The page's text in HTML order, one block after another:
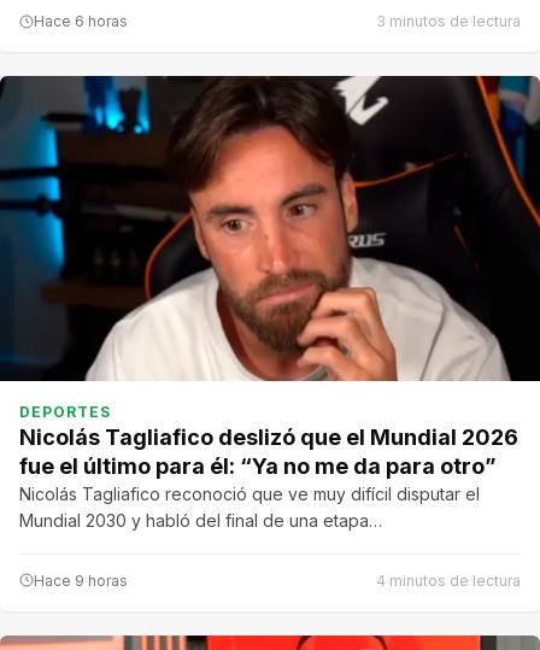
Hace 6 horas 3 minutos de lectura
DEPORTES
Nicolás Tagliafico deslizó que el Mundial 2026
fue el último para él: “Ya no me da para otro”
Nicolás Tagliafico reconoció que ve muy difícil disputar el
Mundial 2030 y habló del final de una etapa…
Hace 9 horas 4 minutos de lectura